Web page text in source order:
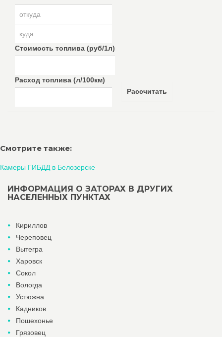
Стоимость топлива (руб/1л)
Расход топлива (л/100км)
Рассчитать
Смотрите также:
Камеры ГИБДД в Белозерске
ИНФОРМАЦИЯ О ЗАТОРАХ В ДРУГИХ
НАСЕЛЕННЫХ ПУНКТАХ
Кириллов
Череповец
Вытегра
Харовск
Сокол
Вологда
Устюжна
Кадников
Пошехонье
Грязовец